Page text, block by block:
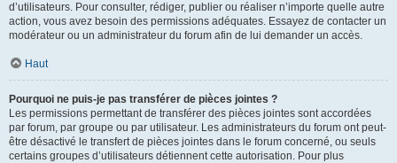
d’utilisateurs. Pour consulter, rédiger, publier ou réaliser n’importe quelle autre
action, vous avez besoin des permissions adéquates. Essayez de contacter un
modérateur ou un administrateur du forum afin de lui demander un accès.
Haut
Pourquoi ne puis-je pas transférer de pièces jointes ?
Les permissions permettant de transférer des pièces jointes sont accordées
par forum, par groupe ou par utilisateur. Les administrateurs du forum ont peut-
être désactivé le transfert de pièces jointes dans le forum concerné, ou seuls
certains groupes d’utilisateurs détiennent cette autorisation. Pour plus